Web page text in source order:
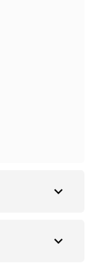
expand_more
expand_more